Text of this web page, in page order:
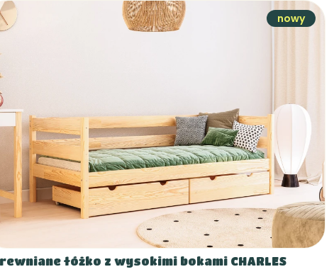
nowy
łóżko z wysokimi bokami CHARLES